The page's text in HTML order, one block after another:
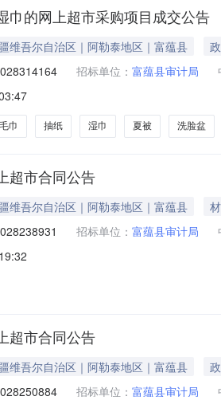
巾的网上超市采购项目成交公告
维吾尔自治区｜阿勒泰地区｜富蕴县
招标单位： 富蕴县审计局
毛巾 抽纸 湿巾 夏被 洗脸盆
超市合同公告
维吾尔自治区｜阿勒泰地区｜富蕴县
招标单位： 富蕴县审计局
超市合同公告
维吾尔自治区｜阿勒泰地区｜富蕴县
招标单位： 富蕴县审计局